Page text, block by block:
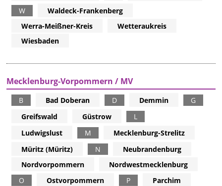
W
Waldeck-Frankenberg
Werra-Meißner-Kreis
Wetteraukreis
Wiesbaden
Mecklenburg-Vorpommern / MV
B Bad Doberan D Demmin
G
Greifswald
Güstrow
L
Ludwigslust
M
Mecklenburg-Strelitz
Müritz (Müritz)
N
Neubrandenburg
Nordvorpommern
Nordwestmecklenburg
O
Ostvorpommern P
Parchim